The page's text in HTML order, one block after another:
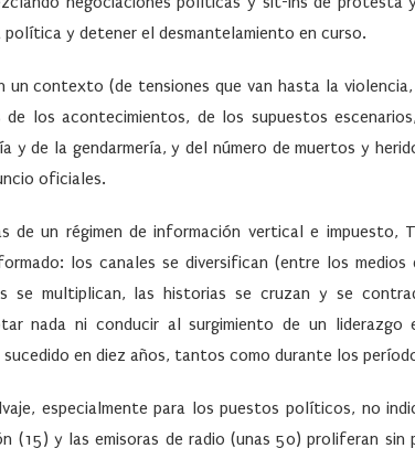
política y detener el desmantelamiento en curso.
un contexto (de tensiones que van hasta la
los acontecimientos, de los supuestos
y de la gendarmería, y del número de muertos y
oficiales.
de un régimen de información vertical e impuesto,
los canales se diversifican (entre los
se multiplican, las historias se cruzan y se
nada ni conducir al surgimiento de un
en diez años, tantos como durante los
especialmente para los puestos políticos, no
(15) y las emisoras de radio (unas 50) proliferan